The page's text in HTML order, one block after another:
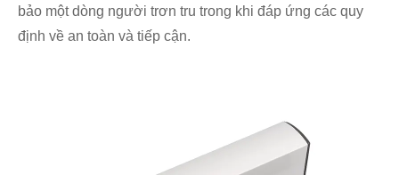
bảo một dòng người trơn tru trong khi đáp ứng các quy
định về an toàn và tiếp cận.